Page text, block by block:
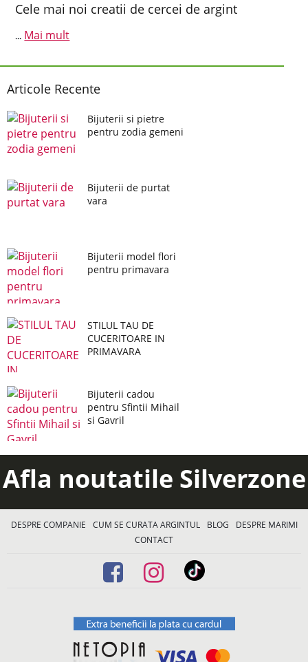
Cele mai noi creatii de cercei de argint
... Mai mult
Articole Recente
Bijuterii si pietre
pentru zodia gemeni
Bijuterii de purtat
vara
Bijuterii model flori
pentru primavara
STILUL TAU DE
CUCERITOARE IN
PRIMAVARA
Bijuterii cadou
pentru Sfintii Mihail
si Gavril
Afla noutatile Silverzone
DESPRE COMPANIE CUM SE CURATA ARGINTUL BLOG
DESPRE MARIMI
CONTACT